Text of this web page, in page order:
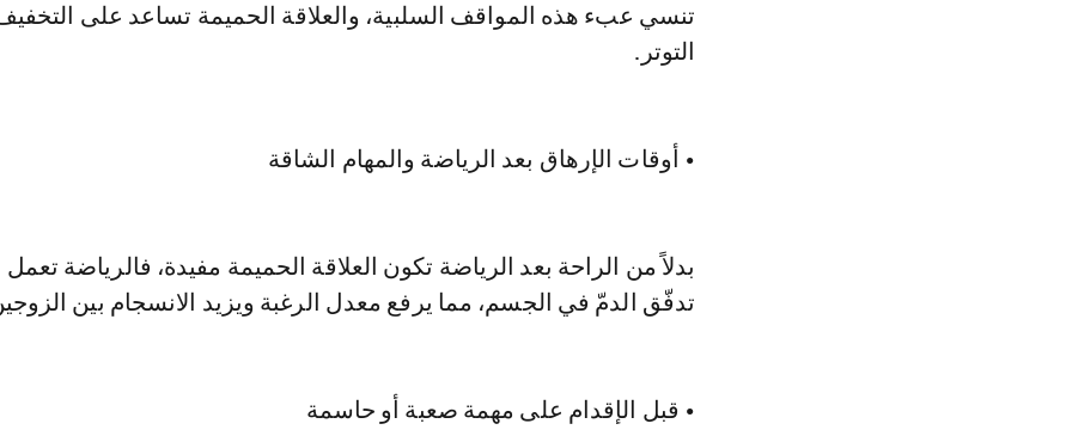
تنسي عبء هذه المواقف السلبية، والعلاقة الحميمة تساعد على
التوتر.
• أوقات الإرهاق بعد الرياضة والمهام الشاقة
بدلاً من الراحة بعد الرياضة تكون العلاقة الحميمة مفيدة، فالرياضة
تدفّق الدمّ في الجسم، مما يرفع معدل الرغبة ويزيد الانسجام بين
• قبل الإقدام على مهمة صعبة أو حاسمة